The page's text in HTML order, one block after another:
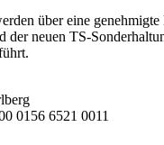
über eine genehmigte
der neuen TS-
0156 6521 0011